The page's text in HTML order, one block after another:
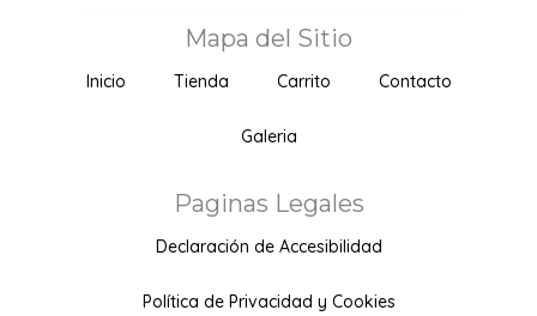
Mapa del Sitio
Inicio Tienda Carrito Contacto
Galeria
Paginas Legales
Declaración de Accesibilidad
Política de Privacidad y Cookies